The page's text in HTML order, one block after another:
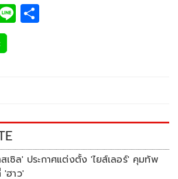
Li
เซิล' ประกาศแต่งตั้ง 'ไยส์เลอร์' คุมทัพ
'ฮาว'